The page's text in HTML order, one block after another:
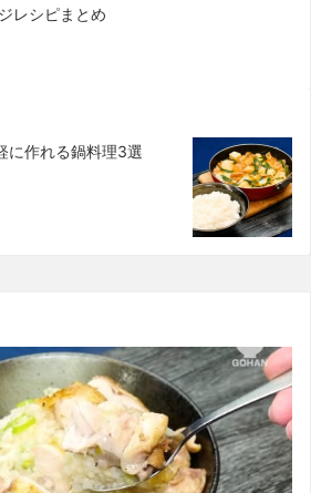
レシピまとめ
に作れる鍋料理3選